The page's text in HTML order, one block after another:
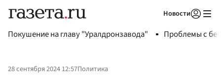
Новости
Покушение на главу "Уралдронзавода" Проблемы с
28 сентября 2024 12:57Политика